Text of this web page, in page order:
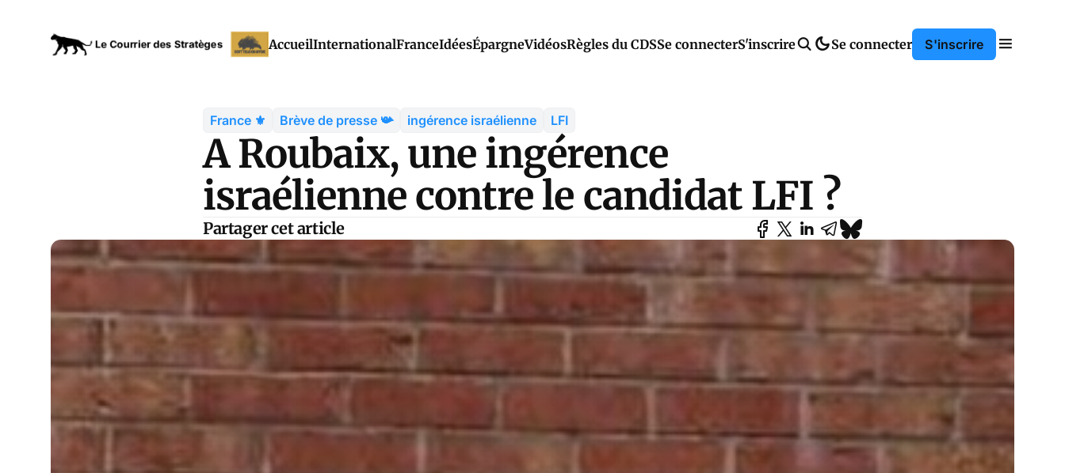
AccueilInternationalFranceIdéesÉpargneVidéosRègles du CDSSe connecterS'inscrire Se connecter S'inscrire
France ⚜️ Brève de presse 📯 ingérence israélienne LFI
A Roubaix, une ingérence
israélienne contre le candidat LFI ?
Partager cet article